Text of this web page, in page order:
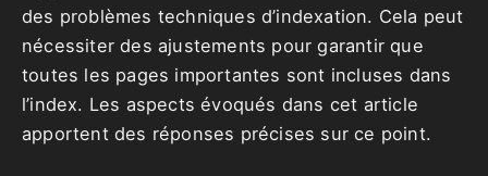
des problèmes techniques d’indexation. Cela peut
nécessiter des ajustements pour garantir que
toutes les pages importantes sont incluses dans
l’index. Les aspects évoqués dans cet article
apportent des réponses précises sur ce point.